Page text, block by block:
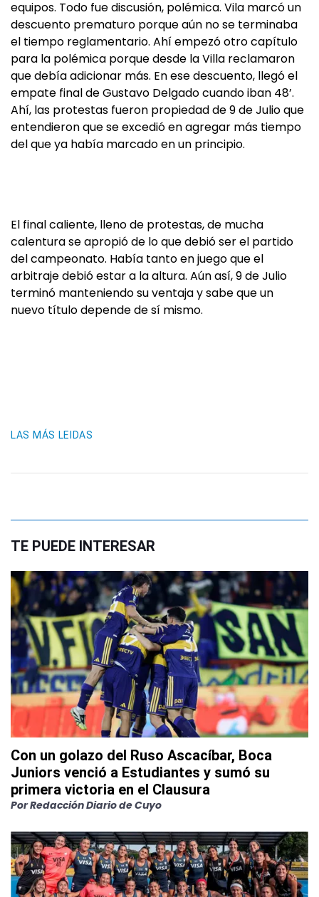
equipos. Todo fue discusión, polémica. Vila marcó un
descuento prematuro porque aún no se terminaba
el tiempo reglamentario. Ahí empezó otro capítulo
para la polémica porque desde la Villa reclamaron
que debía adicionar más. En ese descuento, llegó el
empate final de Gustavo Delgado cuando iban 48’.
Ahí, las protestas fueron propiedad de 9 de Julio que
entendieron que se excedió en agregar más tiempo
del que ya había marcado en un principio.
El final caliente, lleno de protestas, de mucha
calentura se apropió de lo que debió ser el partido
del campeonato. Había tanto en juego que el
arbitraje debió estar a la altura. Aún así, 9 de Julio
terminó manteniendo su ventaja y sabe que un
nuevo título depende de sí mismo.
LAS MÁS LEIDAS
TE PUEDE INTERESAR
Con un golazo del Ruso Ascacíbar, Boca
Juniors venció a Estudiantes y sumó su
primera victoria en el Clausura
PorRedacción Diario de Cuyo